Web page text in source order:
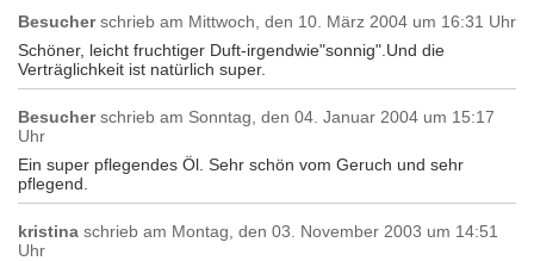
Besucher schrieb am Mittwoch, den 10. März 2004 um 16:31 Uhr
Schöner, leicht fruchtiger Duft-irgendwie"sonnig".Und die
Verträglichkeit ist natürlich super.
Besucher schrieb am Sonntag, den 04. Januar 2004 um 15:17
Uhr
Ein super pflegendes Öl. Sehr schön vom Geruch und sehr
pflegend.
kristina schrieb am Montag, den 03. November 2003 um 14:51
Uhr